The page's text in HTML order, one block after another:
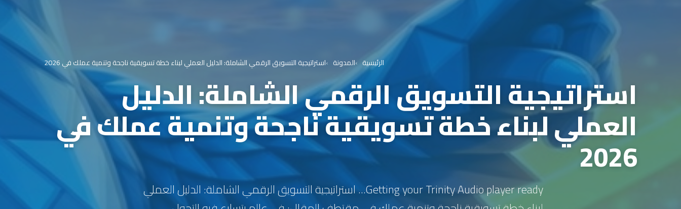
الرئيسية المدونة استراتيجية التسويق الرقمي الشاملة: الدليل العملي لبناء خطة تسويقية ناجحة وتنمية عملك في 2026
استراتيجية التسويق الرقمي الشاملة: الدليل
العملي لبناء خطة تسويقية ناجحة وتنمية عملك في
2026
Getting your Trinity Audio player ready... استراتيجية التسويق الرقمي الشاملة: الدليل العملي